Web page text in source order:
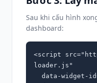
Sau khi cấu hình
dashboard:
<script
loader.js"